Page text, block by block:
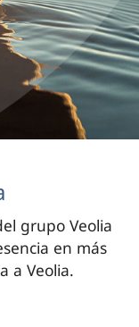
grupo Veolia
en más
a Veolia.